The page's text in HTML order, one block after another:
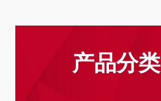
产品分类